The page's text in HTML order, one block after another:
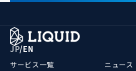
JP/EN
サービス一覧
ニュース